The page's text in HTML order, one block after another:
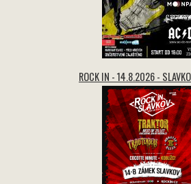
ROCK IN - 14.8.2026 -